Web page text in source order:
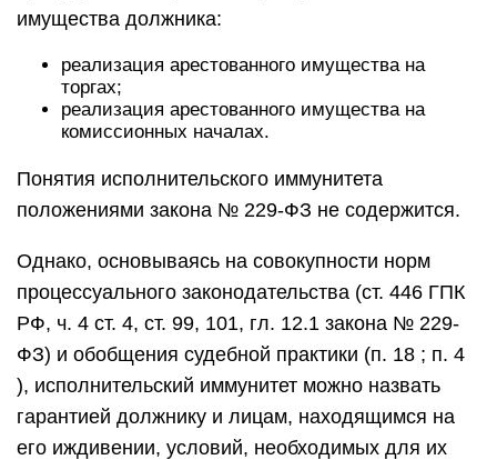
имущества должника:
реализация арестованного имущества на
торгах;
реализация арестованного имущества на
комиссионных началах.
Понятия исполнительского иммунитета
положениями закона № 229-ФЗ не содержится.
Однако, основываясь на совокупности норм
процессуального законодательства (ст. 446 ГПК
РФ, ч. 4 ст. 4, ст. 99, 101, гл. 12.1 закона № 229-
ФЗ) и обобщения судебной практики (п. 18 ; п. 4
), исполнительский иммунитет можно назвать
гарантией должнику и лицам, находящимся на
его иждивении, условий, необходимых для их